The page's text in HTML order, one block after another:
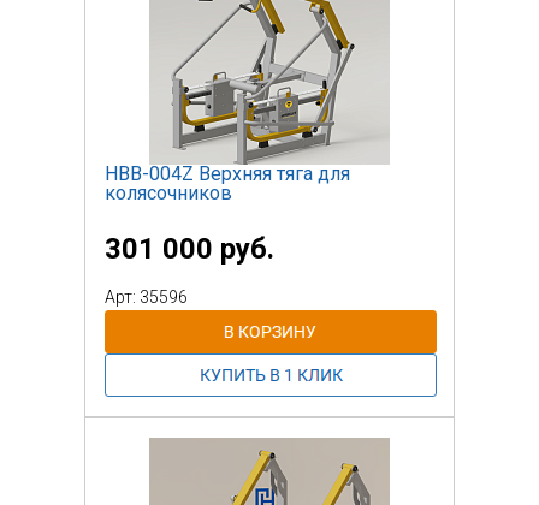
НВВ-004Z Верхняя тяга для
колясочников
301 000 руб.
Арт: 35596